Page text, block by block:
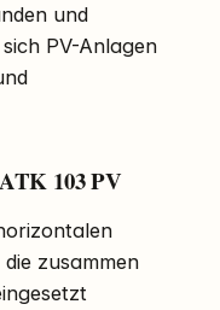
und
PV-Anlagen
103 PV
zusammen